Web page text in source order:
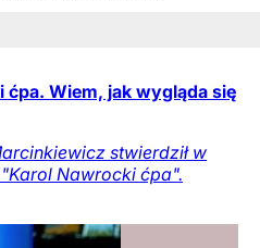
Wiem, jak wygląda się
stwierdził w
Nawrocki ćpa".